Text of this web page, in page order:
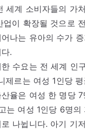
세계 소비자들의 가
이 확장될 것으로
나는 유아의 수가
.
수요는 전 세계 인
제르는 여성 1인당
율은 여성 한 명당
는 여성 1인당 6명
나뉩니다. 아기 기